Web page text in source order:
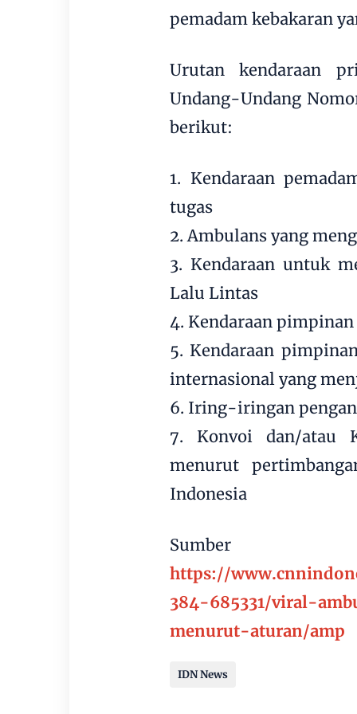
pemadam kebakaran
Urutan kendaraan
Undang-Undang
berikut:
1. Kendaraan
tugas
2. Ambulans yang
3. Kendaraan untuk
Lalu Lintas
4. Kendaraan
5. Kendaraan
internasional yang
6. Iring-iringan
7. Konvoi dan/atau
menurut
Indonesia
Sumber
https://
384-685331/viral-
menurut-aturan/amp
IDN News